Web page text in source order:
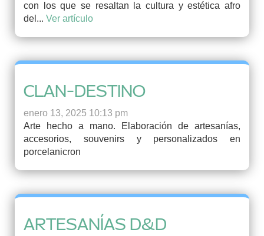
con los que se resaltan la cultura y estética afro
del... Ver artículo
CLAN-DESTINO
enero 13, 2025 10:13 pm
Arte hecho a mano. Elaboración de artesanías,
accesorios, souvenirs y personalizados en
porcelanicron
ARTESANÍAS D&D